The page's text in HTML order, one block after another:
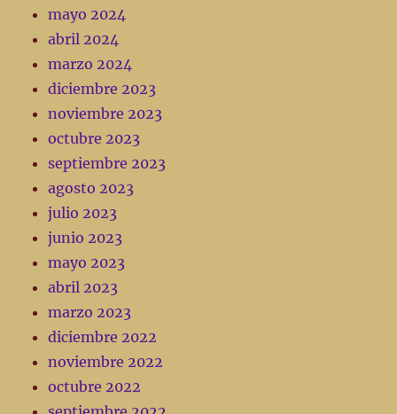
mayo 2024
abril 2024
marzo 2024
diciembre 2023
noviembre 2023
octubre 2023
septiembre 2023
agosto 2023
julio 2023
junio 2023
mayo 2023
abril 2023
marzo 2023
diciembre 2022
noviembre 2022
octubre 2022